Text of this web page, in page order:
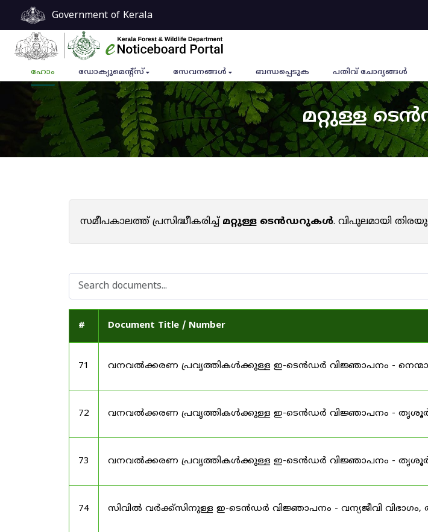
Government of Kerala
ഹോം ഡോക്യുമെൻ്റ്സ് സേവനങ്ങൾ ബന്ധപ്പെടുക പതിവ് ചോദ്യങ്ങൾ
മറ്റുള്ള
സമീപകാലത്ത് പ്രസിദ്ധീകരിച്ച്മറ്റുള്ള ടെൻഡറുകൾ. വിപുലമായി
# Document Title / Number
71 വനവൽക്കരണ പ്രവൃത്തികൾക്കുള്ള ഇ-ടെൻഡർ വിജ്ഞാപനം -
72 വനവൽക്കരണ പ്രവൃത്തികൾക്കുള്ള ഇ-ടെൻഡർ വിജ്ഞാപനം -
73 വനവൽക്കരണ പ്രവൃത്തികൾക്കുള്ള ഇ-ടെൻഡർ വിജ്ഞാപനം -
74 സിവിൽ വർക്ക്സിനുള്ള ഇ-ടെൻഡർ വിജ്ഞാപനം - വന്യജീവി